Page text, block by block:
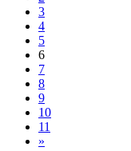
3
4
5
6
7
8
9
10
11
»